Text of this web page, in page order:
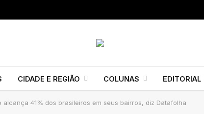
CIDADE E REGIÃO COLUNAS EDITORIAL
alcança 41% dos brasileiros em seus bairros, diz Datafolha